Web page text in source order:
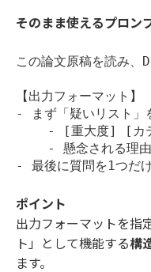
そのまま使えるプロン
この論文原稿を読み
【出力フォーマット】
- まず「疑いリスト」
- [重大度] [カ
- 懸念される理
- 最後に質問を1つだ
ポイント
出力フォーマットを指
ト」として機能する構
ます。